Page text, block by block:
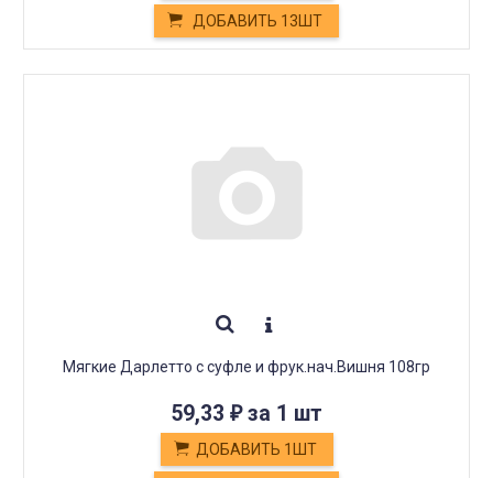
ДОБАВИТЬ 13ШТ
Мягкие Дарлетто с суфле и фрук.нач.Вишня 108гр
59,33 ₽за 1 шт
ДОБАВИТЬ 1ШТ